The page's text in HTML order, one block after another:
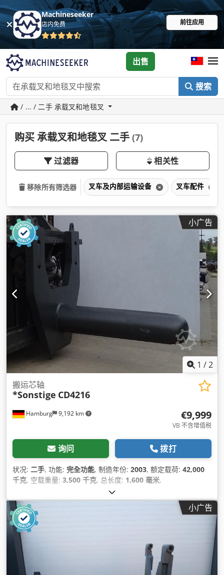
Machineseeker
店内免费 前往应用
搜索
出售
/ ... / 二手 承载叉和地毯叉
购买 承载叉和地毯叉 二手 (7)
过滤器 相关性
移除所有筛选器 叉车及内部运输设备 叉车配件
小广告
1 /2
Hamburg 9,192 km
搬运芯轴
*Sonstige CD4216
€9,999
VB 不含增值税
询问 拨打
状况: 二手, 功能: 完全功能, 制造年份: 2003, 额定载荷: 42,000
千克, 空载重量: 3,500 千克, 总长度: 1,600 毫米,
小广告